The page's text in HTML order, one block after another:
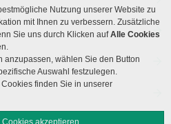
Nutzung unserer Website zu
mit Ihnen zu verbessern. Zusätzliche
Sie uns durch Klicken aufAlle Cookies
anzupassen, wählen Sie den Button
Auswahl festzulegen.
finden Sie in unserer
Cookies akzeptieren